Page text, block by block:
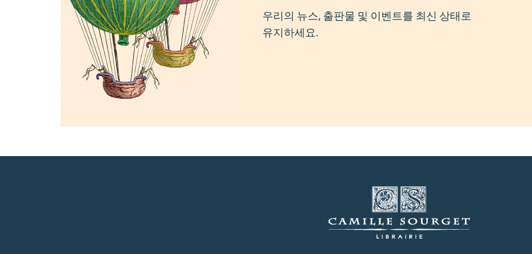
우리의 뉴스, 출판물 및 이벤트를 최신 상태로
유지하세요.